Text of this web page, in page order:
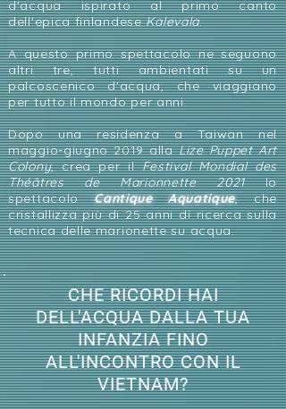
d'acqua ispirato al primo canto
dell'epica finlandeseKalevala.
A questo primo spettacolo ne seguono
altri tre, tutti ambientati su un
palcoscenico d'acqua, che viaggiano
per tutto il mondo per anni.
Dopo una residenza a Taiwan nel
maggio-giugno 2019 allaLize Puppet Art
Colony, crea per ilFestival Mondial des
Théâtres de Marionnette 2021lo
spettacoloCantique Aquatique, che
cristallizza più di 25 anni di ricerca sulla
tecnica delle marionette su acqua.
CHE RICORDI HAI
DELL'ACQUA DALLA TUA
INFANZIA FINO
ALL'INCONTRO CON IL
VIETNAM?